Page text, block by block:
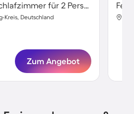
Wohnung mit 1 Schlafzimmer für 2 Personen
Kreis, Deutschland
Zum Angebot